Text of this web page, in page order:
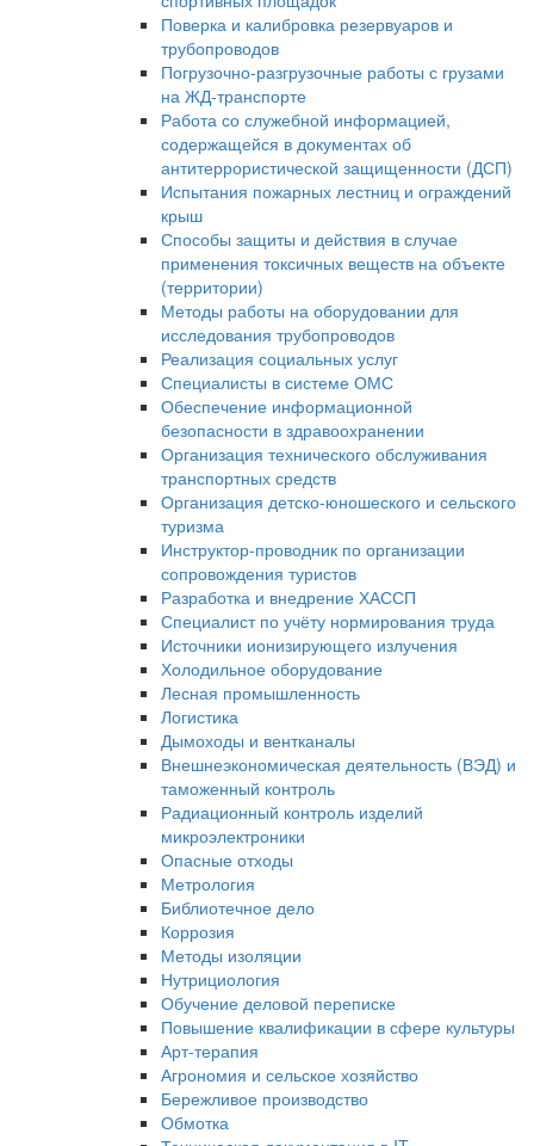
Поверка и калибровка резервуаров и
трубопроводов
Погрузочно-разгрузочные работы с грузами
на ЖД-транспорте
Работа со служебной информацией,
содержащейся в документах об
антитеррористической защищенности (ДСП)
Испытания пожарных лестниц и ограждений
крыш
Способы защиты и действия в случае
применения токсичных веществ на объекте
(территории)
Методы работы на оборудовании для
исследования трубопроводов
Реализация социальных услуг
Специалисты в системе ОМС
Обеспечение информационной
безопасности в здравоохранении
Организация технического обслуживания
транспортных средств
Организация детско-юношеского и сельского
туризма
Инструктор-проводник по организации
сопровождения туристов
Разработка и внедрение ХАССП
Специалист по учёту нормирования труда
Источники ионизирующего излучения
Холодильное оборудование
Лесная промышленность
Логистика
Дымоходы и вентканалы
Внешнеэкономическая деятельность (ВЭД) и
таможенный контроль
Радиационный контроль изделий
микроэлектроники
Опасные отходы
Метрология
Библиотечное дело
Коррозия
Методы изоляции
Нутрициология
Обучение деловой переписке
Повышение квалификации в сфере культуры
Арт-терапия
Агрономия и сельское хозяйство
Бережливое производство
Обмотка